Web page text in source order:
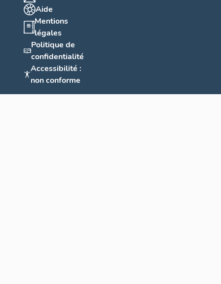
Aide
Mentions
légales
Politique de
confidentialité
Accessibilité :
non conforme